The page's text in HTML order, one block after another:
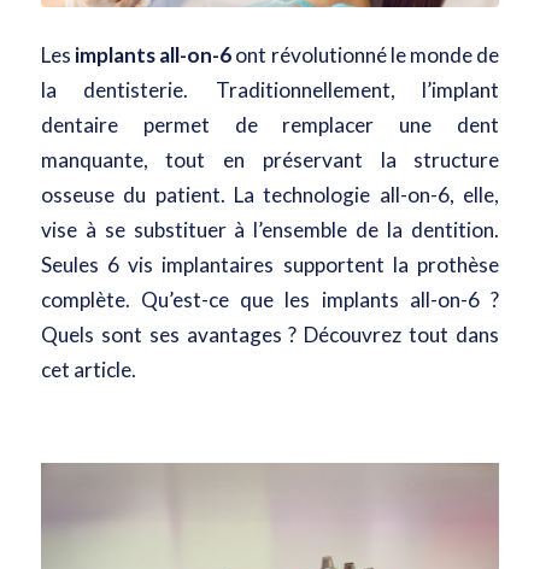
Les implants all-on-6ont révolutionné le monde de
la dentisterie. Traditionnellement, l’implant
dentaire permet de remplacer une dent
manquante, tout en préservant la structure
osseuse du patient. La technologie all-on-6, elle,
vise à se substituer à l’ensemble de la dentition.
Seules 6 vis implantaires supportent la prothèse
complète. Qu’est-ce que les implants all-on-6 ?
Quels sont ses avantages ? Découvrez tout dans
cet article.